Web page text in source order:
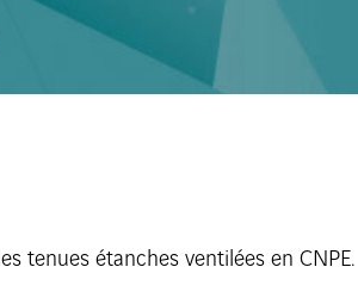
tenues étanches ventilées en CNPE.